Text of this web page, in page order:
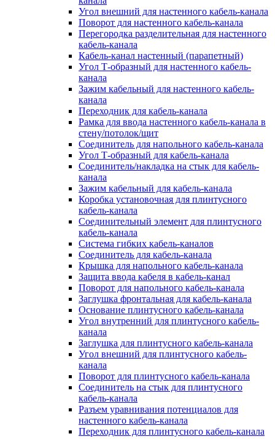
Угол внешний для настенного кабель-канала
Поворот для настенного кабель-канала
Перегородка разделительная для настенного
кабель-канала
Кабель-канал настенный (парапетный)
Угол Т-образный для настенного кабель-
канала
Зажим кабельный для настенного кабель-
канала
Переходник для кабель-канала
Рамка для ввода настенного кабель-канала в
стену/потолок/щит
Соединитель для напольного кабель-канала
Угол Т-образный для кабель-канала
Соединитель/накладка на стык для кабель-
канала
Зажим кабельный для кабель-канала
Коробка установочная для плинтусного
кабель-канала
Соединительный элемент для плинтусного
кабель-канала
Система гибких кабель-каналов
Соединитель для кабель-канала
Крышка для напольного кабель-канала
Защита ввода кабеля в кабель-канал
Поворот для напольного кабель-канала
Заглушка фронтальная для кабель-канала
Основание плинтусного кабель-канала
Угол внутренний для плинтусного кабель-
канала
Заглушка для плинтусного кабель-канала
Угол внешний для плинтусного кабель-
канала
Поворот для плинтусного кабель-канала
Соединитель на стык для плинтусного
кабель-канала
Разъем уравнивания потенциалов для
настенного кабель-канала
Переходник для плинтусного кабель-канала